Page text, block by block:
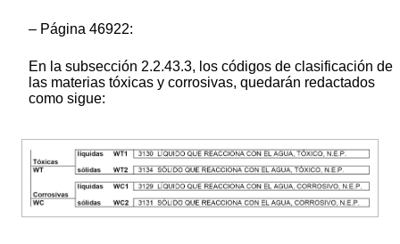
– Página 46922:
En la subsección 2.2.43.3, los códigos de clasificación de
las materias tóxicas y corrosivas, quedarán redactados
como sigue: